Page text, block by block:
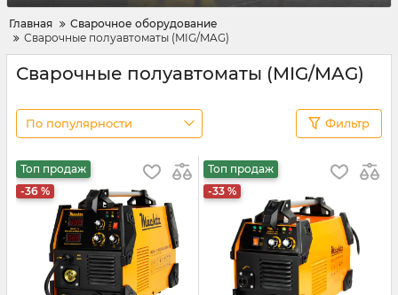
Главная
Сварочное оборудование
Сварочные полуавтоматы (MIG/MAG)
Сварочные полуавтоматы (MIG/MAG)
По популярности Фильтр
Топ продаж
-36 %
Топ продаж
-33 %